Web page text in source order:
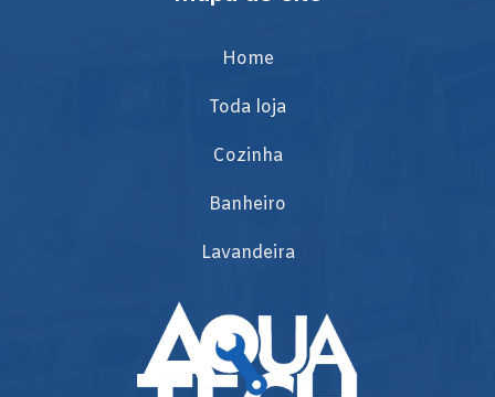
Home
Toda loja
Cozinha
Banheiro
Lavandeira